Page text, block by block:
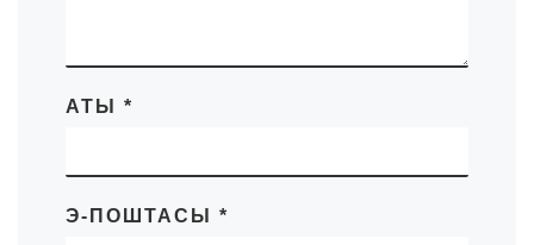
АТЫ *
Э-ПОШТАСЫ *